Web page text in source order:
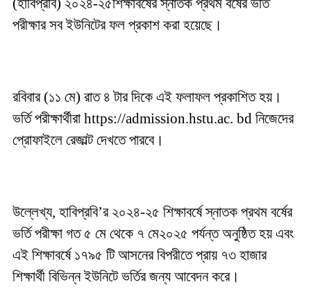
(হাবিপ্রবি) ২০২৪-২৫শিক্ষাবর্ষের স্নাতক প্রথম বর্ষের ভর্তি
পরীক্ষার সব ইউনিটের ফল প্রকাশ করা হয়েছে।
রবিবার (১১ মে) রাত ৪ টার দিকে এই ফলাফল প্রকাশিত হয়।
ভর্তি পরীক্ষার্থীরা https://admission.hstu.ac. bd নিজেদের
প্রোফাইলে রেজাল্ট দেখতে পারবে।
উল্লেখ্য, হাবিপ্রবি’র ২০২৪-২৫ শিক্ষাবর্ষে স্নাতক প্রথম বর্ষের
ভর্তি পরীক্ষা গত ৫ মে থেকে ৭ মে২০২৫ পর্যন্ত অনুষ্ঠিত হয় এবং
এই শিক্ষাবর্ষে ১৭৯৫ টি আসনের বিপরীতে প্রায় ৭৩ হাজার
শিক্ষার্থী বিভিন্ন ইউনিটে ভর্তির জন্য আবেদন করে।